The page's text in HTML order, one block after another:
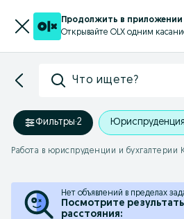
Продолжить в приложении
Открывайте OLX одним
Что ищете?
Фильтры·2
Работа в юриспруденции и бухгалтерии
Нет объявлений в пределах
Посмотрите
расстояния: